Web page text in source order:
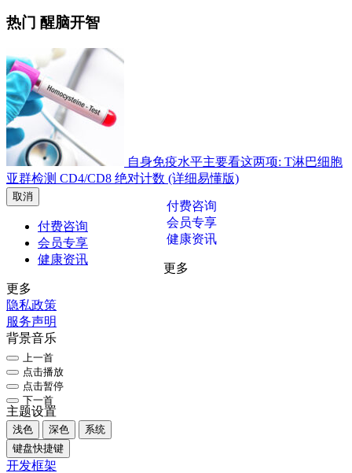
热门 醒脑开智
自身免疫水平主要看这两项: T淋巴细胞
亚群检测 CD4/CD8 绝对计数 (详细易懂版)
取消
付费咨询
付费咨询
会员专享
会员专享
健康资讯
健康资讯
更多
更多
隐私政策
服务声明
背景音乐
上一首
点击播放
点击暂停
下一首
主题设置
浅色 深色
系统
键盘快捷键
开发框架